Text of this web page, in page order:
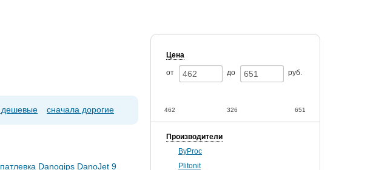
Цена
от до руб.
462 651
326
Производители
ByProc
Plitonit
дешевые сначала дорогие